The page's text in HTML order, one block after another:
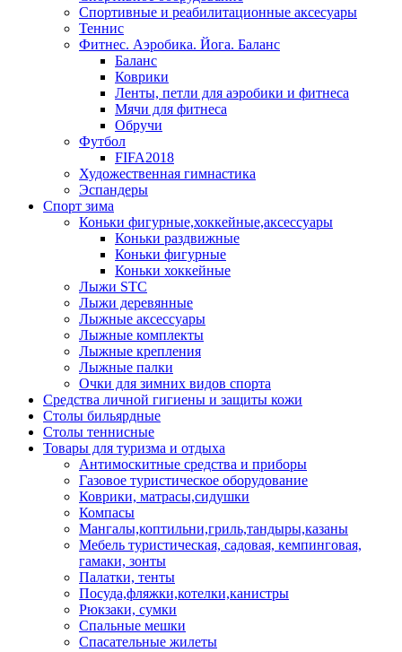
Спортивные и реабилитационные аксесуары
Теннис
Фитнес. Аэробика. Йога. Баланс
Баланс
Коврики
Ленты, петли для аэробики и фитнеса
Мячи для фитнеса
Обручи
Футбол
FIFA2018
Художественная гимнастика
Эспандеры
Спорт зима
Коньки фигурные,хоккейные,аксессуары
Коньки раздвижные
Коньки фигурные
Коньки хоккейные
Лыжи STC
Лыжи деревянные
Лыжные аксессуары
Лыжные комплекты
Лыжные крепления
Лыжные палки
Очки для зимних видов спорта
Средства личной гигиены и защиты кожи
Столы бильярдные
Столы теннисные
Товары для туризма и отдыха
Антимоскитные средства и приборы
Газовое туристическое оборудование
Коврики, матрасы,сидушки
Компасы
Мангалы,коптильни,гриль,тандыры,казаны
Мебель туристическая, садовая, кемпинговая,
гамаки, зонты
Палатки, тенты
Посуда,фляжки,котелки,канистры
Рюкзаки, сумки
Спальные мешки
Спасательные жилеты